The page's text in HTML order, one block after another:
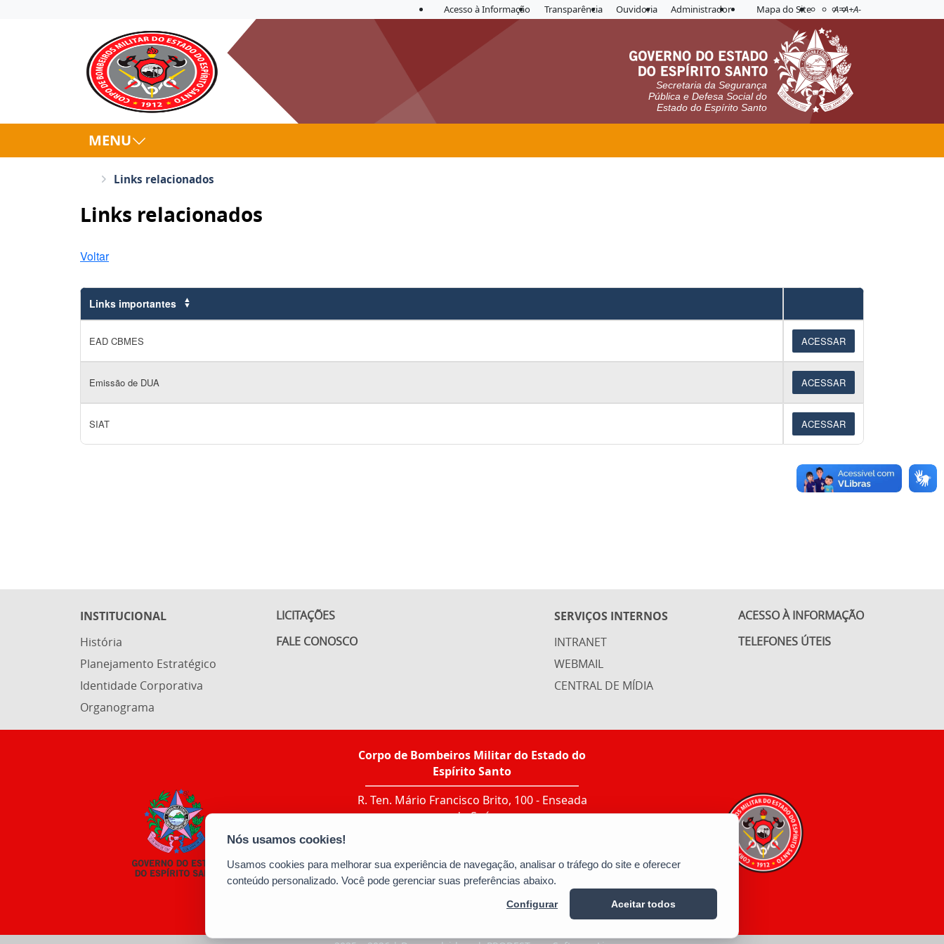
Acesso à Informação Transparência Ouvidoria Administrador Mapa do Site Acessibilidade
Aplicar contraste
A=A+A-
Secretaria da Segurança
Pública e Defesa Social do
Estado do Espírito Santo
MENU
Links relacionados
Links relacionados
Voltar
Links importantes
EAD CBMES ACESSAR
Emissão de DUA ACESSAR
SIAT ACESSAR
INSTITUCIONAL
História
Planejamento Estratégico
Identidade Corporativa
Organograma
LICITAÇÕES
FALE CONOSCO
SERVIÇOS INTERNOS
INTRANET
WEBMAIL
CENTRAL DE MÍDIA
ACESSO À INFORMAÇÃO
TELEFONES ÚTEIS
Corpo de Bombeiros Militar do Estado do
Espírito Santo
R. Ten. Mário Francisco Brito, 100 - Enseada
do Suá
contatos"
E-mail:bm5cbmes@gmail.com
Usamos cookies para melhorar sua experiência de navegação, analisar o tráfego do site e oferecer
conteúdo personalizado. Você pode gerenciar suas preferências abaixo.
Configurar Aceitar todos